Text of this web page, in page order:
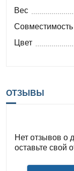
Вес
Совместимость
Цвет
ОТЗЫВЫ
Нет отзывов о
оставьте свой